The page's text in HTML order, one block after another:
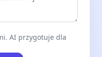
AI przygotuje dla